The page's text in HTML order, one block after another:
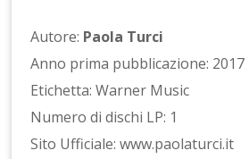
Autore: Paola Turci
Anno prima pubblicazione: 2017
Etichetta: Warner Music
Numero di dischi LP: 1
Sito Ufficiale: www.paolaturci.it